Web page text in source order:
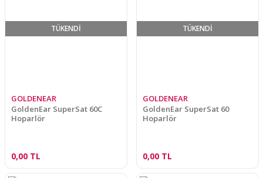
TÜKENDİ
GOLDENEAR
GoldenEar SuperSat 60C
Hoparlör
0,00 TL
TÜKENDİ
GOLDENEAR
GoldenEar SuperSat 60
Hoparlör
0,00 TL